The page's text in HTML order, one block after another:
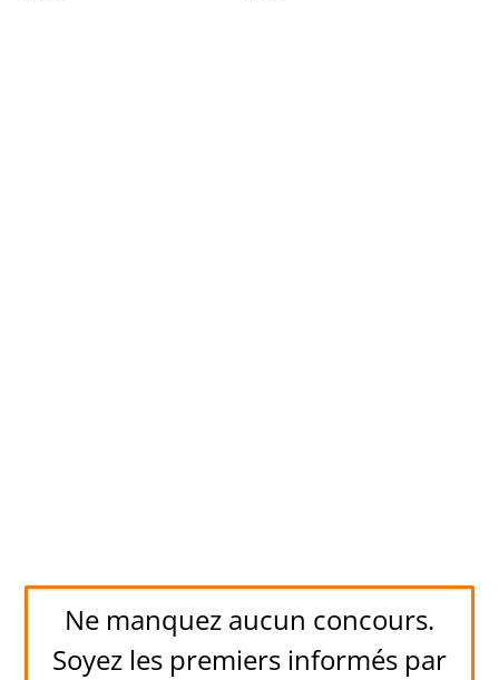
Ne manquez aucun concours.
Soyez les premiers informés par